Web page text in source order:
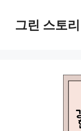
그린 스토리